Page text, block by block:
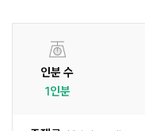
인분 수
1인분